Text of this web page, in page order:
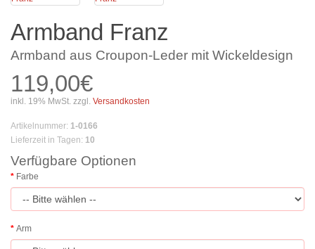
Armband Franz
Armband aus Croupon-Leder mit Wickeldesign
119,00€
inkl. 19% MwSt. zzgl. Versandkosten
Artikelnummer: 1-0166
Lieferzeit in Tagen: 10
Verfügbare Optionen
Farbe
Arm